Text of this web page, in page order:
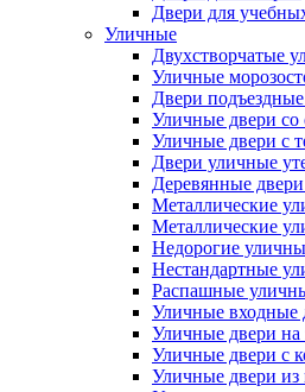
Двери для
Уличные
Двухстворчатые
Уличные
Двери
Уличные двери со
Уличные двери с
Двери уличные
Деревянные
Металлические
Металлические
Недорогие
Нестандартные
Распашные
Уличные входные
Уличные двери на
Уличные двери с
Уличные двери из